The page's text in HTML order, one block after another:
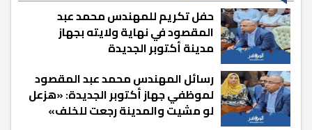
حفل تكريم للمهندس محمد عبد
المقصود في نهاية ولايته بجهاز
مدينة أكتوبر الجديدة
رسائل المهندس محمد عبد المقصود
لموظفي جهاز أكتوبر الجديدة: «هزعل
لو مشيت والمدينة رجعت للخلف»